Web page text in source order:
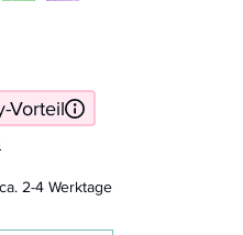
Vorteil
2-4 Werktage